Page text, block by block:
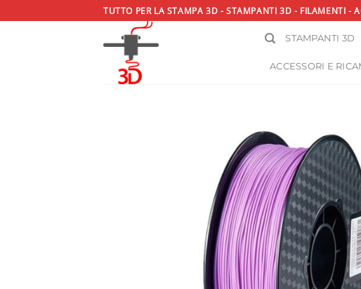
ai
TUTTO PER LA STAMPA 3D - STAMPANTI 3D - FILAMENTI -
STAMPANTI 3D
ACCESSORI E